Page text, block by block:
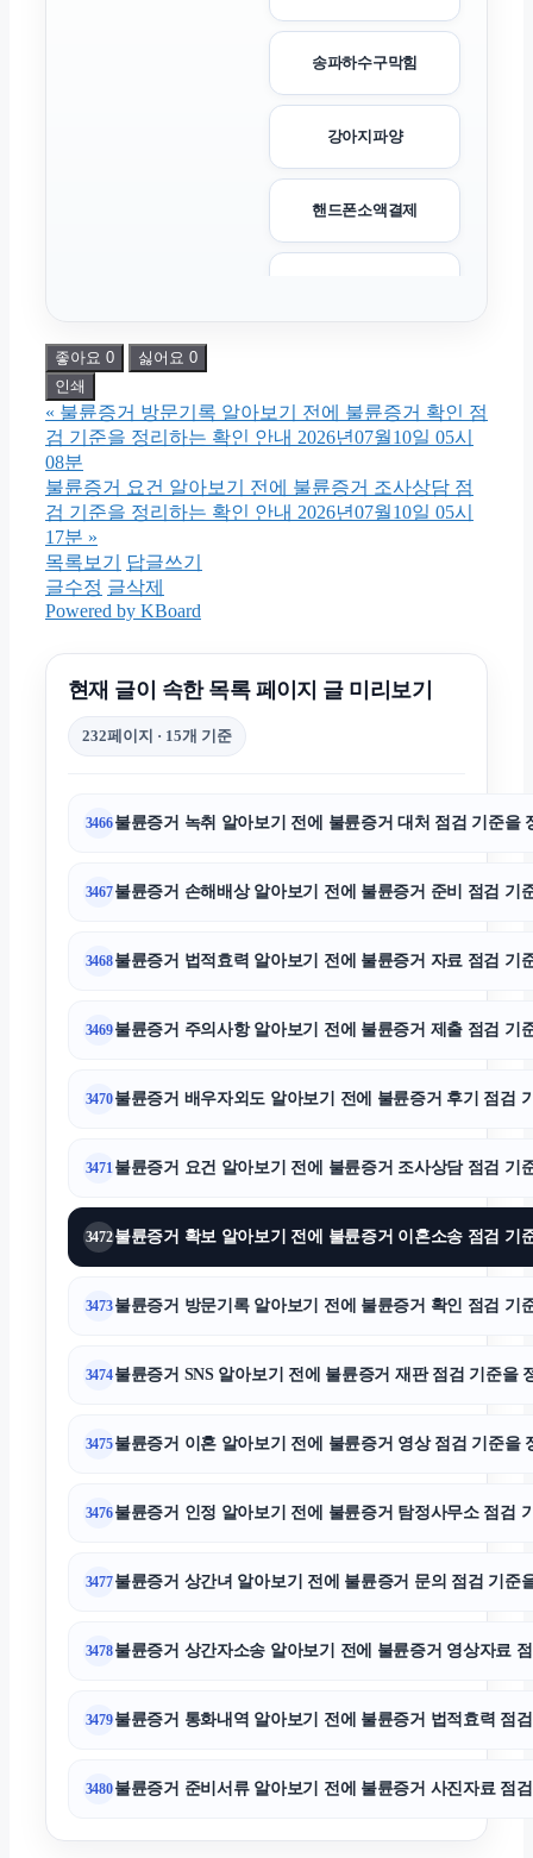
송파하수구막힘
강아지파양
핸드폰소액결제
휴대폰성지
이혼변호사
의정부이혼전문변호사
강아지파양
인스타그램 좋아요
인스타그램 팔로워
폰테크
의정부형사변호사
좋아요 0 싫어요 0
인쇄
« 불륜증거 방문기록 알아보기 전에 불륜증거 확인 점
검 기준을 정리하는 확인 안내 2026년07월10일 05시
08분
불륜증거 요건 알아보기 전에 불륜증거 조사상담 점
검 기준을 정리하는 확인 안내 2026년07월10일 05시
17분 »
목록보기
답글쓰기
글수정 글삭제
Powered by KBoard
현재 글이 속한 목록 페이지 글 미리보기
232페이지 · 15개 기준
3466불륜증거 녹취 알아보기 전에 불륜증거 대처 점검 기준을
3467불륜증거 손해배상 알아보기 전에 불륜증거 준비 점검 기
3468불륜증거 법적효력 알아보기 전에 불륜증거 자료 점검 기
3469불륜증거 주의사항 알아보기 전에 불륜증거 제출 점검 기
3470불륜증거 배우자외도 알아보기 전에 불륜증거 후기 점검
3471불륜증거 요건 알아보기 전에 불륜증거 조사상담 점검 기
3472불륜증거 확보 알아보기 전에 불륜증거 이혼소송 점검 기
3473불륜증거 방문기록 알아보기 전에 불륜증거 확인 점검 기
3474불륜증거 SNS 알아보기 전에 불륜증거 재판 점검 기준을
3475불륜증거 이혼 알아보기 전에 불륜증거 영상 점검 기준을
3476불륜증거 인정 알아보기 전에 불륜증거 탐정사무소 점검
3477불륜증거 상간녀 알아보기 전에 불륜증거 문의 점검 기준
3478불륜증거 상간자소송 알아보기 전에 불륜증거 영상자료
3479불륜증거 통화내역 알아보기 전에 불륜증거 법적효력 점
3480불륜증거 준비서류 알아보기 전에 불륜증거 사진자료 점